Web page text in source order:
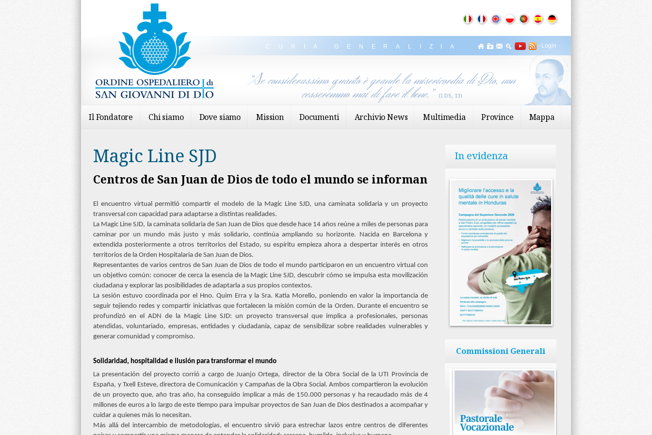
Il Fondatore Chi siamo Dove siamo Mission Documenti Archivio News Multimedia Province Mappa
CURIA GENERALIZIA - Login
“Se considerassimo quanto è grande la misericordia di Dio, non
cesseremmo mai di fare il bene.” (I DS, 13)
Magic Line SJD
Centros de San Juan de Dios de todo el mundo se informan
El encuentro virtual permitió compartir el modelo de la Magic Line SJD, una caminata solidaria y un proyecto
transversal con capacidad para adaptarse a distintas realidades.
La Magic Line SJD, la caminata solidaria de San Juan de Dios que desde hace 14 años reúne a miles de personas para
caminar por un mundo más justo y más solidario, continúa ampliando su horizonte. Nacida en Barcelona y
extendida posteriormente a otros territorios del Estado, su espíritu empieza ahora a despertar interés en otros
territorios de la Orden Hospitalaria de San Juan de Dios.
Representantes de varios centros de San Juan de Dios de todo el mundo participaron en un encuentro virtual con
un objetivo común: conocer de cerca la esencia de la Magic Line SJD, descubrir cómo se impulsa esta movilización
ciudadana y explorar las posibilidades de adaptarla a sus propios contextos.
La sesión estuvo coordinada por el Hno. Quim Erra y la Sra. Katia Morello, poniendo en valor la importancia de
seguir tejiendo redes y compartir iniciativas que fortalecen la misión común de la Orden. Durante el encuentro se
profundizó en el ADN de la Magic Line SJD: un proyecto transversal que implica a profesionales, personas
atendidas, voluntariado, empresas, entidades y ciudadanía, capaz de sensibilizar sobre realidades vulnerables y
generar comunidad y compromiso.
Solidaridad, hospitalidad e ilusión para transformar el mundo
La presentación del proyecto corrió a cargo de Juanjo Ortega, director de la Obra Social de la UTI Provincia de
España, y Txell Esteve, directora de Comunicación y Campañas de la Obra Social. Ambos compartieron la evolución
de un proyecto que, año tras año, ha conseguido implicar a más de 150.000 personas y ha recaudado más de 4
millones de euros a lo largo de este tiempo para impulsar proyectos de San Juan de Dios destinados a acompañar y
cuidar a quienes más lo necesitan.
Más allá del intercambio de metodologías, el encuentro sirvió para estrechar lazos entre centros de diferentes
In evidenza
Commissioni Generali